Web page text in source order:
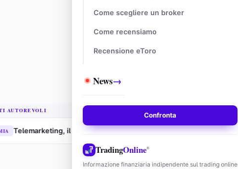
Come scegliere un broker
Come recensiamo
Recensione eToro
News→
Confronta
TradingOnline®
Informazione finanziaria indipendente sul trading online
AUTOREVOLI
il Garante Privacy multa Tim per 9,5 milioni 31/07 · 21:01